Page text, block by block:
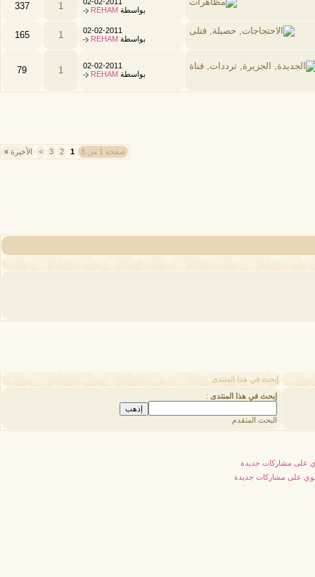
بواسطة REHAM
1
337
02-02-2011
بواسطة REHAM
1
165
02-02-2011
بواسطة REHAM
1
79
صفحة 1 من 8 1
2
3
> الأخيرة »
إبحث في هذا المنتدى
إبحث في هذا المنتدى :
البحث المتقدم
على مشاركات جديدة
على مشاركات جديدة